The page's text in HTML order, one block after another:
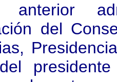
del